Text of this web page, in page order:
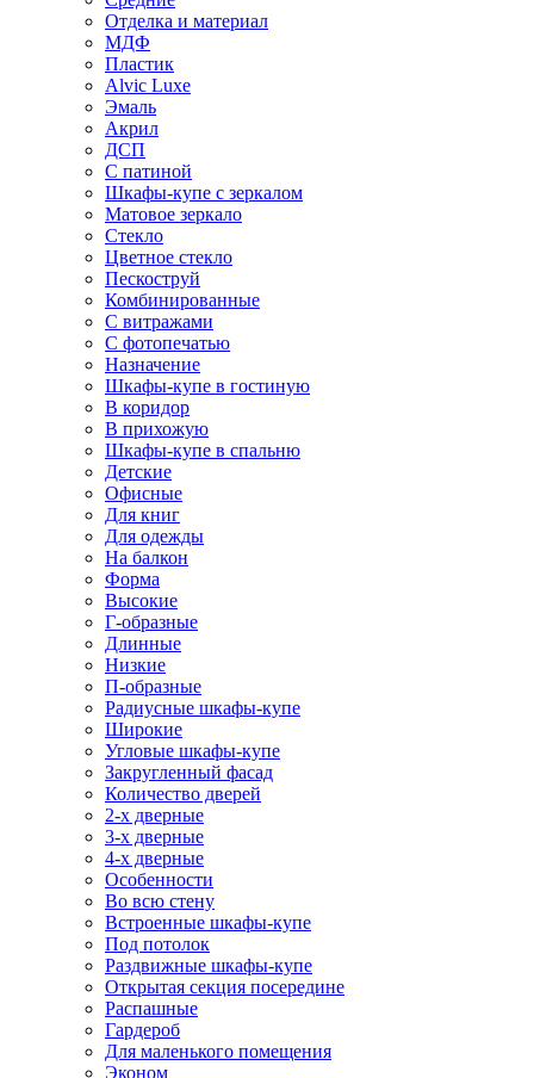
Отделка и материал
МДФ
Пластик
Alvic Luxe
Эмаль
Акрил
ДСП
С патиной
Шкафы-купе с зеркалом
Матовое зеркало
Стекло
Цветное стекло
Пескоструй
Комбинированные
С витражами
С фотопечатью
Назначение
Шкафы-купе в гостиную
В коридор
В прихожую
Шкафы-купе в спальню
Детские
Офисные
Для книг
Для одежды
На балкон
Форма
Высокие
Г-образные
Длинные
Низкие
П-образные
Радиусные шкафы-купе
Широкие
Угловые шкафы-купе
Закругленный фасад
Количество дверей
2-х дверные
3-х дверные
4-х дверные
Особенности
Во всю стену
Встроенные шкафы-купе
Под потолок
Раздвижные шкафы-купе
Открытая секция посередине
Распашные
Гардероб
Для маленького помещения
Эконом